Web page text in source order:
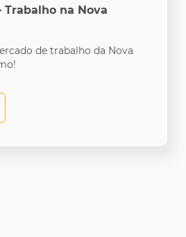
na Nova
de trabalho da Nova